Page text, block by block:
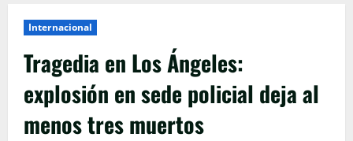
Internacional
Tragedia en Los Ángeles:
explosión en sede policial deja al
menos tres muertos